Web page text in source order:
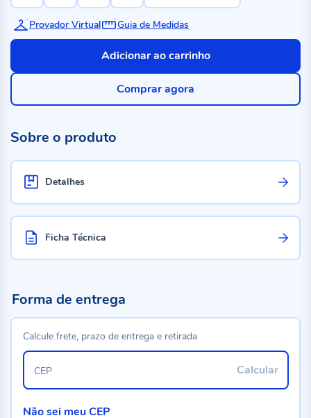
Provador Virtual Guia de Medidas
Adicionar ao carrinho
Comprar agora
Sobre o produto
Detalhes
Ficha Técnica
Forma de entrega
Calcule frete, prazo de entrega e retirada
Calcular
CEP
Não sei meu CEP